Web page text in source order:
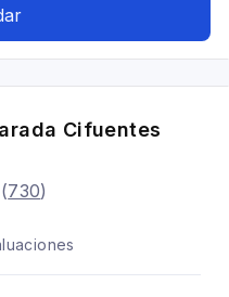
Cifuentes
(730)